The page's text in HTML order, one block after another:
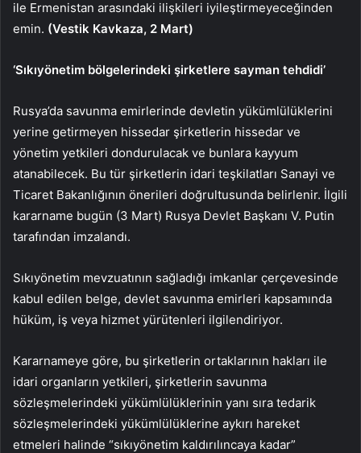
ile Ermenistan arasındaki ilişkileri iyileştirmeyeceğinden
emin. (Vestik Kavkaza, 2 Mart)
‘Sıkıyönetim bölgelerindeki şirketlere sayman tehdidi’
Rusya’da savunma emirlerinde devletin yükümlülüklerini
yerine getirmeyen hissedar şirketlerin hissedar ve
yönetim yetkileri dondurulacak ve bunlara kayyum
atanabilecek. Bu tür şirketlerin idari teşkilatları Sanayi ve
Ticaret Bakanlığının önerileri doğrultusunda belirlenir. İlgili
kararname bugün (3 Mart) Rusya Devlet Başkanı V. Putin
tarafından imzalandı.
Sıkıyönetim mevzuatının sağladığı imkanlar çerçevesinde
kabul edilen belge, devlet savunma emirleri kapsamında
hüküm, iş veya hizmet yürütenleri ilgilendiriyor.
Kararnameye göre, bu şirketlerin ortaklarının hakları ile
idari organların yetkileri, şirketlerin savunma
sözleşmelerindeki yükümlülüklerinin yanı sıra tedarik
sözleşmelerindeki yükümlülüklerine aykırı hareket
etmeleri halinde “sıkıyönetim kaldırılıncaya kadar”